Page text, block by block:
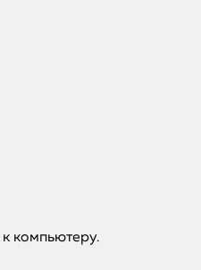
компьютеру.